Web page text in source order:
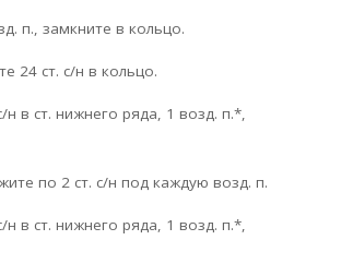
п., замкните в кольцо.
24 ст. с/н в кольцо.
н в ст. нижнего ряда, 1 возд. п.*,
по 2 ст. с/н под каждую возд. п.
н в ст. нижнего ряда, 1 возд. п.*,